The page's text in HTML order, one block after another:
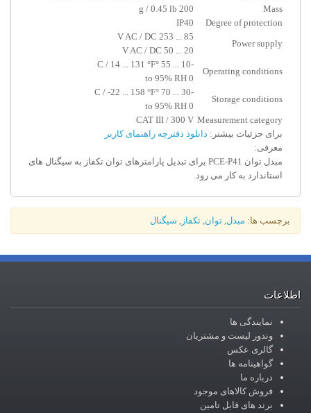
Mass
200 g / 0.45 lb
Degree of protection
IP40
Power supply
85 ... 253 V AC / DC
20 ... 50 V AC / DC
Operating conditions
-10 ... 55 °C / 14 ... 131 °F
0 to 95% RH
Storage conditions
-30 ... 70 °C / -22 ... 158 °F
0 to 95% RH
Measurement category
CAT III / 300 V
برای جزئیات بیشتر: دانلود دفترچه راهنمای کاربر
معرفی:
مبدل توان PCE-P41 برای تبدیل پارامترهای توان تکفاز به سیگنال های
استاندارد به کار می رود.
برچسب ها: مبدل, توان, تکفاز , سیگنال
اطلاعات
نمایندگی ها
وندور لیست و مشتریان
گالری عکس
گواهینامه ها
درباره ما
فروش کالاهای موجود
برند های قابل تامین